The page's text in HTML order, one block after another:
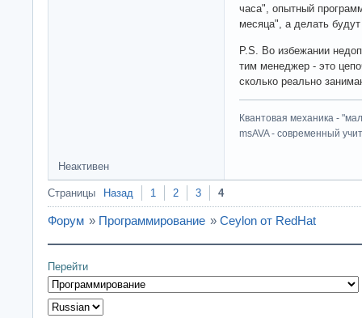
часа", опытный
месяца", а делать
P.S. Во избежании
тим менеджер - это
сколько реально
Квантовая механика -
msAVA - современный
Неактивен
Страницы Назад 1 2 3 4
Форум » Программирование » Ceylon от RedHat
Перейти